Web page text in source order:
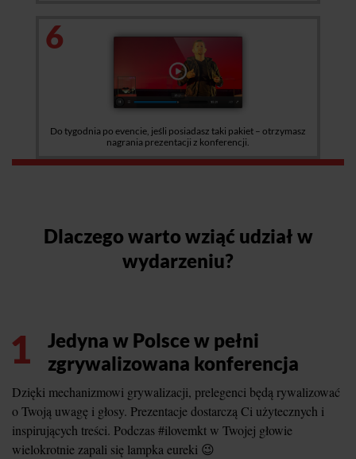
6
Do tygodnia po evencie, jeśli posiadasz taki pakiet – otrzymasz
nagrania prezentacji z konferencji.
Dlaczego warto wziąć udział w
wydarzeniu?
1
Jedyna w Polsce w pełni
zgrywalizowana konferencja
Dzięki mechanizmowi grywalizacji, prelegenci będą rywalizować
o Twoją uwagę i głosy. Prezentacje dostarczą Ci użytecznych i
inspirujących treści. Podczas #ilovemkt w Twojej głowie
wielokrotnie zapali się lampka eureki 😉